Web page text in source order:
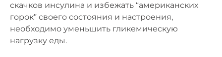
скачков инсулина и избежать “американских
горок” своего состояния и настроения,
необходимо уменьшить гликемическую
нагрузку еды.